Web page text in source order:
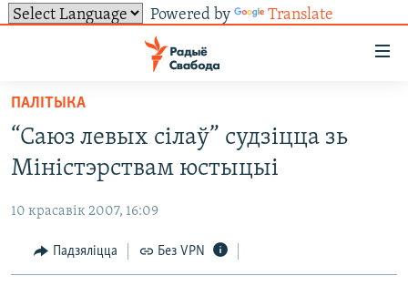
Powered by Translate
ўнівэрсальнага
доступу
Перайсьці
галоўнага
Перайсьці
НАВІНЫ
ЛЮДЗІ
ПАЛІТЫКА
БЛОГІ
ГІСТОРЫЯ НА СВАБОДЗЕ
АБЫСЬЦІ БЛЯКАВАНЬНЕ
ПАДЗЯЛІЦЦА ІНФАРМАЦЫЯЙ
ПАДПІСАЦЦА
RSS
ПАЛІТЫКА
“Саюз левых сілаў” судзіцца зь
Міністэрствам юстыцыі
10 красавік 2007, 16:09
Падзяліцца Без VPN